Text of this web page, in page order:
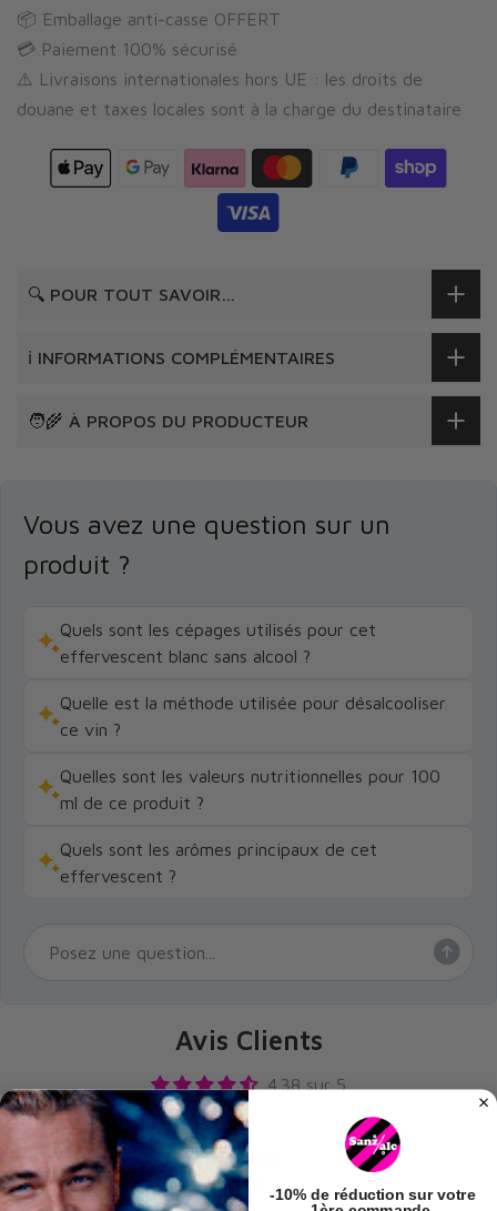
📦 Emballage anti-casse OFFERT
💳 Paiement 100% sécurisé
⚠️ Livraisons internationales hors UE : les droits de
douane et taxes locales sont à la charge du destinataire
🔍 POUR TOUT SAVOIR…
ℹ️ INFORMATIONS COMPLÉMENTAIRES
🧑‍🌾 À PROPOS DU PRODUCTEUR
Vous avez une question sur un
produit ?
Quels sont les cépages utilisés pour cet
effervescent blanc sans alcool ?
Quelle est la méthode utilisée pour désalcooliser
ce vin ?
Quelles sont les valeurs nutritionnelles pour 100
ml de ce produit ?
Quels sont les arômes principaux de cet
effervescent ?
Avis Clients
4.38 sur 5
Basé sur 8 avis
4
-10% de réduction sur votre